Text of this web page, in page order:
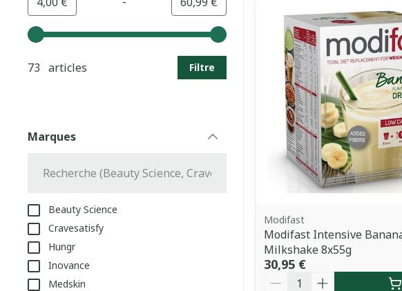
Utilisez les touches fléchées gauche et droite pour ajuster les valeurs
73 articles
Filtre
Marques
Beauty Science
Cravesatisfy
Hungr
Inovance
Medskin
Modifast
Modifast Intensive
Milkshake 8x55g
30,95 €
Quantité